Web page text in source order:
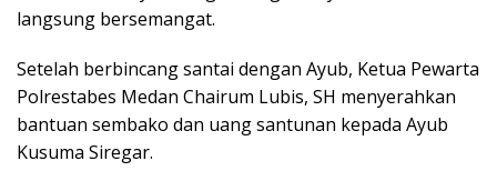
langsung bersemangat.
Setelah berbincang santai dengan Ayub, Ketua Pewarta
Polrestabes Medan Chairum Lubis, SH menyerahkan
bantuan sembako dan uang santunan kepada Ayub
Kusuma Siregar.